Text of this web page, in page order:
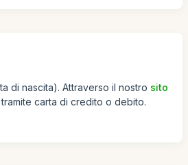
di nascita). Attraverso il nostro sito
carta di credito o debito.